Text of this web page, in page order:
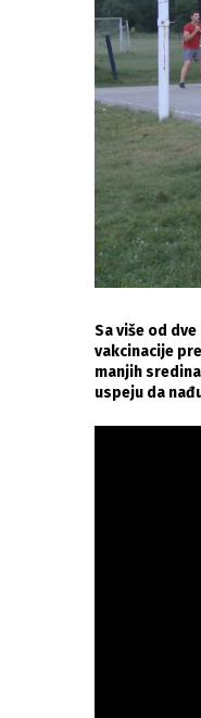
Sa više od
vakcinacije
manjih
uspeju da